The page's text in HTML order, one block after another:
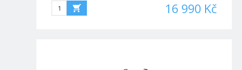
16 990 Kč